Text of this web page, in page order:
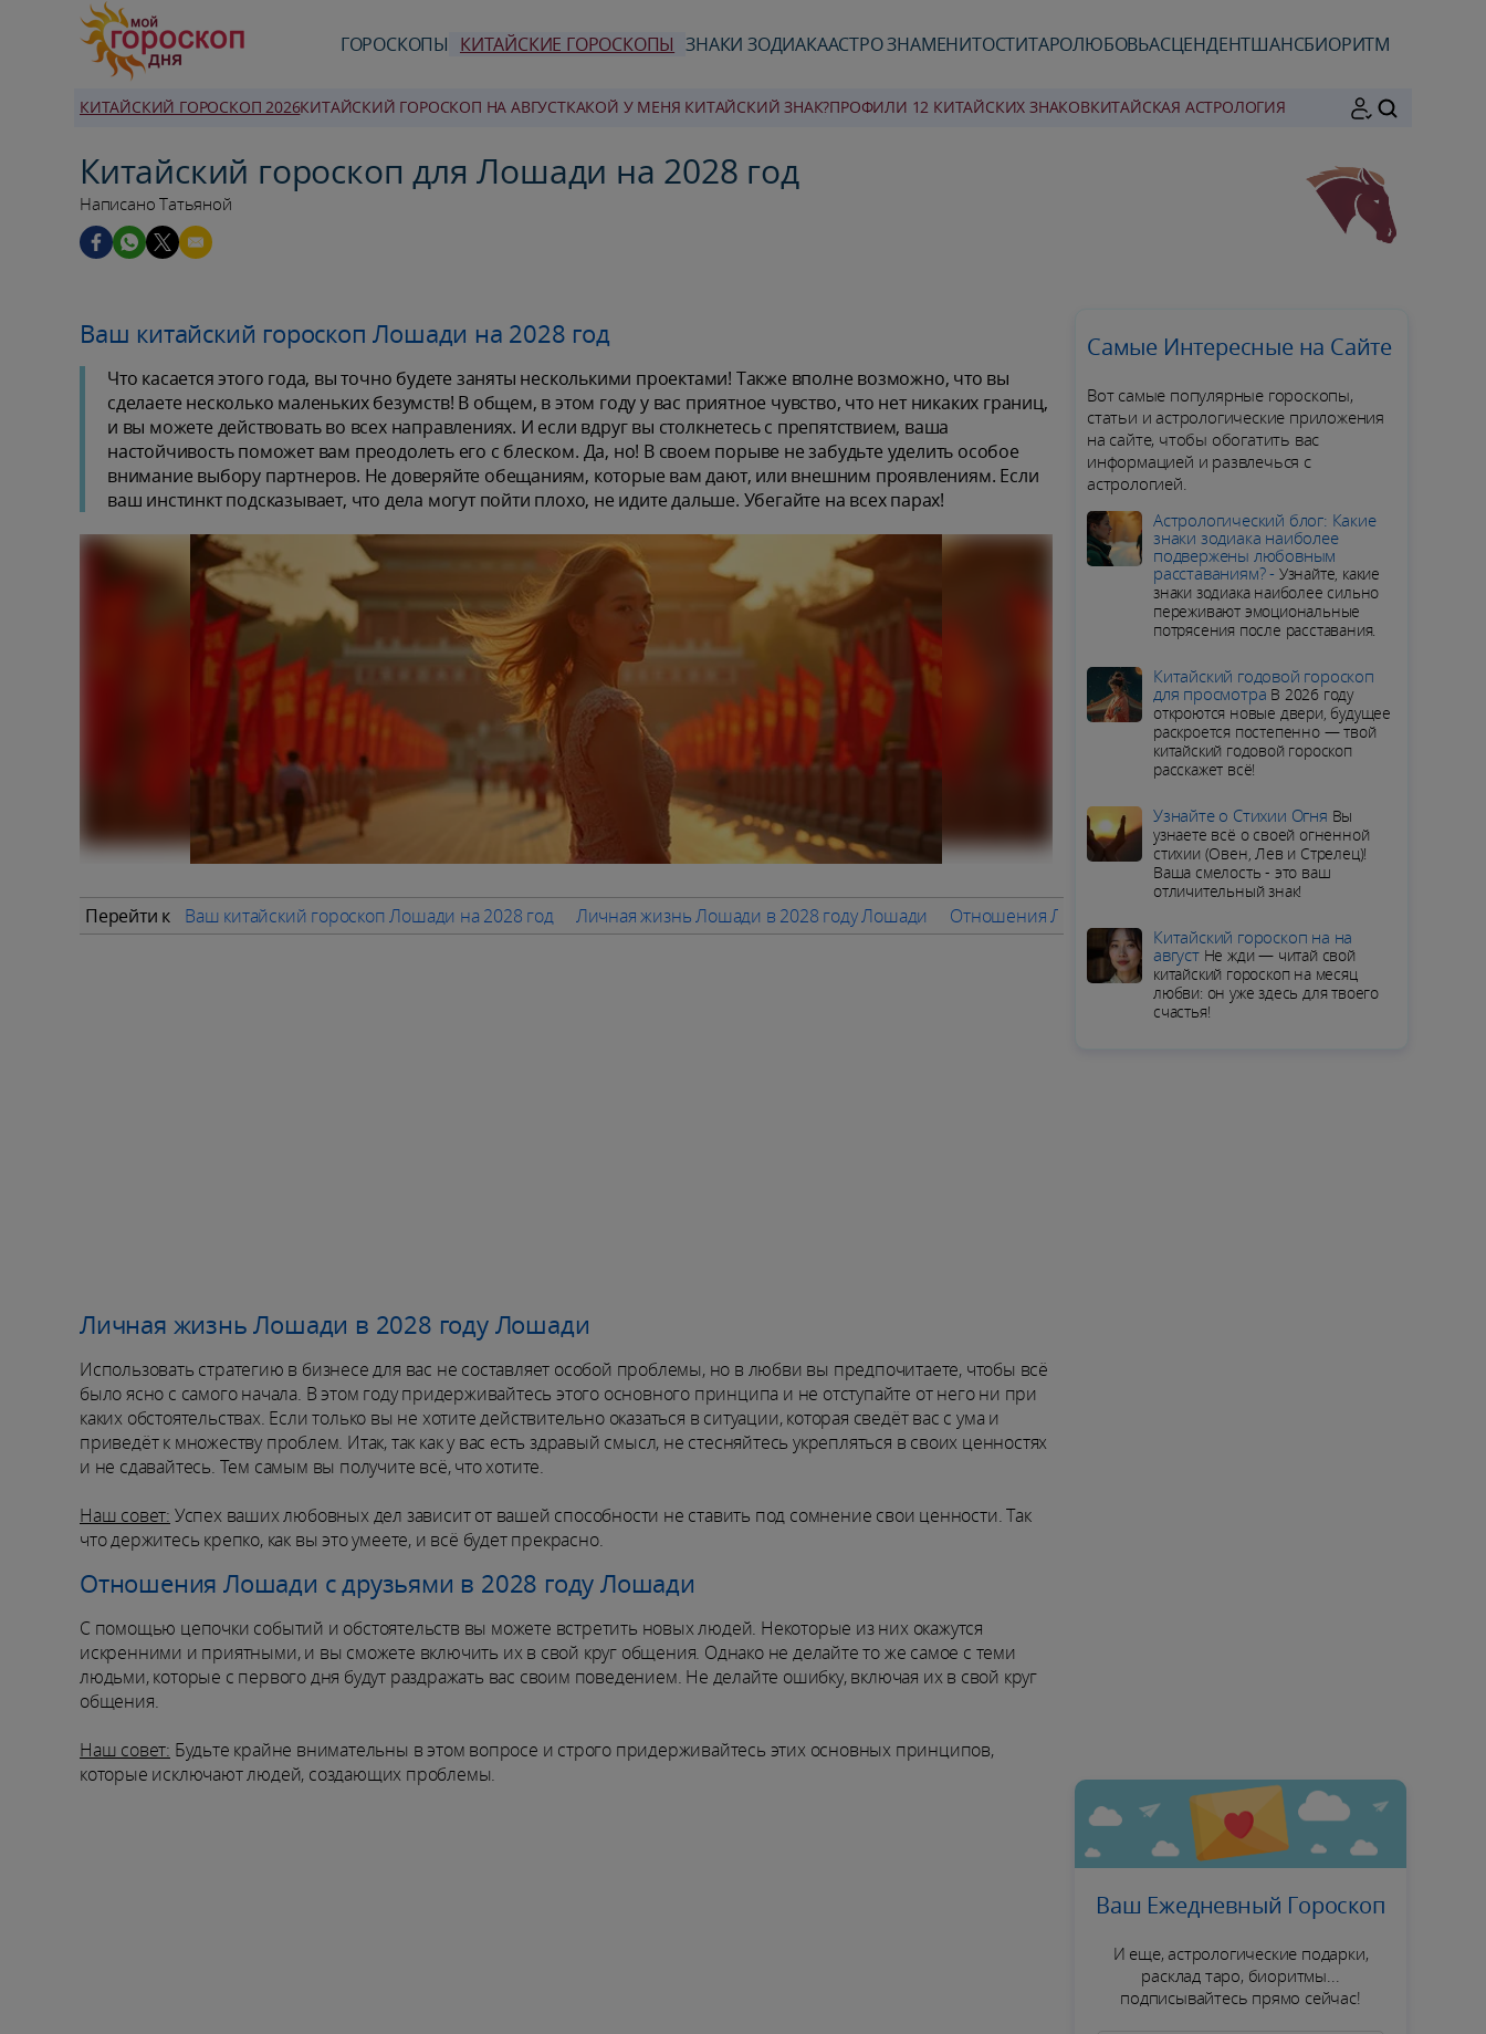
ГОРОСКОПЫ КИТАЙСКИЕ ГОРОСКОПЫ ЗНАКИ ЗОДИАКААСТРО ЗНАМЕНИТОСТИТАРОЛЮБОВЬАСЦЕНДЕНТШАНСБИОРИТМ
КИТАЙСКИЙ ГОРОСКОП 2026КИТАЙСКИЙ ГОРОСКОП НА АВГУСТКАКОЙ У МЕНЯ КИТАЙСКИЙ ЗНАК?ПРОФИЛИ 12 КИТАЙСКИХ ЗНАКОВКИТАЙСКАЯ АСТРОЛОГИЯ
Китайский гороскоп для Лошади на 2028 год
Написано Татьяной
Ваш китайский гороскоп Лошади на 2028 год
Что касается этого года, вы точно будете заняты несколькими проектами! Также вполне возможно, что вы
сделаете несколько маленьких безумств! В общем, в этом году у вас приятное чувство, что нет никаких границ,
и вы можете действовать во всех направлениях. И если вдруг вы столкнетесь с препятствием, ваша
настойчивость поможет вам преодолеть его с блеском. Да, но! В своем порыве не забудьте уделить особое
внимание выбору партнеров. Не доверяйте обещаниям, которые вам дают, или внешним проявлениям. Если
ваш инстинкт подсказывает, что дела могут пойти плохо, не идите дальше. Убегайте на всех парах!
Перейти к Ваш китайский гороскоп Лошади на 2028 год Личная жизнь Лошади в 2028 году Лошади Отношения Лошади с друзьями в 2028 году Лошади
Личная жизнь Лошади в 2028 году Лошади
Использовать стратегию в бизнесе для вас не составляет особой проблемы, но в любви вы предпочитаете, чтобы всё
было ясно с самого начала. В этом году придерживайтесь этого основного принципа и не отступайте от него ни при
каких обстоятельствах. Если только вы не хотите действительно оказаться в ситуации, которая сведёт вас с ума и
приведёт к множеству проблем. Итак, так как у вас есть здравый смысл, не стесняйтесь укрепляться в своих ценностях
и не сдавайтесь. Тем самым вы получите всё, что хотите.
Наш совет: Успех ваших любовных дел зависит от вашей способности не ставить под сомнение свои ценности. Так
что держитесь крепко, как вы это умеете, и всё будет прекрасно.
Отношения Лошади с друзьями в 2028 году Лошади
С помощью цепочки событий и обстоятельств вы можете встретить новых людей. Некоторые из них окажутся
искренними и приятными, и вы сможете включить их в свой круг общения. Однако не делайте то же самое с теми
людьми, которые с первого дня будут раздражать вас своим поведением. Не делайте ошибку, включая их в свой круг
общения.
Наш совет: Будьте крайне внимательны в этом вопросе и строго придерживайтесь этих основных принципов,
которые исключают людей, создающих проблемы.
Самые Интересные на Сайте
Вот самые популярные гороскопы,
статьи и астрологические приложения
на сайте, чтобы обогатить вас
информацией и развлечься с
астрологией.
Aстрологический блог: Какие
знаки зодиака наиболее
подвержены любовным
расставаниям? - Узнайте, какие
знаки зодиака наиболее сильно
переживают эмоциональные
потрясения после расставания.
Китайский годовой гороскоп
для просмотра В 2026 году
откроются новые двери, будущее
раскроется постепенно — твой
китайский годовой гороскоп
расскажет всё!
Узнайте о Стихии Огня Вы
узнаете всё о своей огненной
стихии (Овен, Лев и Стрелец)!
Ваша смелость - это ваш
отличительный знак!
Китайский гороскоп на на
август Не жди — читай свой
китайский гороскоп на месяц
любви: он уже здесь для твоего
счастья!
Ваш Ежедневный Гороскоп
И еще, астрологические подарки,
расклад таро, биоритмы...
подписывайтесь прямо сейчас!